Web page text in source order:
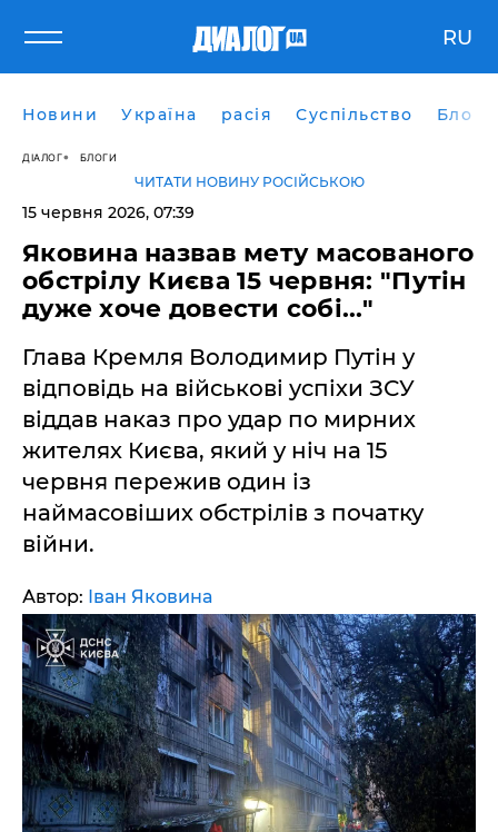
RU
Новини Україна расія Суспільство Блоги
ДІАЛОГ БЛОГИ
ЧИТАТИ НОВИНУ РОСІЙСЬКОЮ
15 червня 2026, 07:39
Яковина назвав мету масованого
обстрілу Києва 15 червня: "Путін
дуже хоче довести собі..."
Глава Кремля Володимир Путін у
відповідь на військові успіхи ЗСУ
віддав наказ про удар по мирних
жителях Києва, який у ніч на 15
червня пережив один із
наймасовіших обстрілів з початку
війни.
Автор: Іван Яковина